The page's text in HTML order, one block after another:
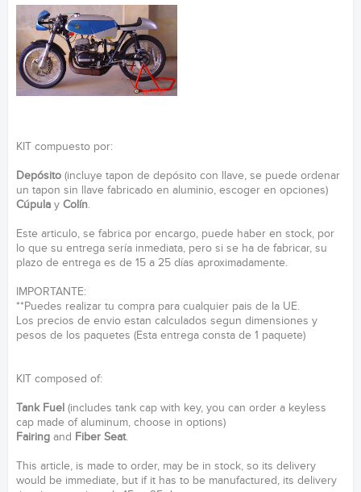
KIT compuesto por:
Depósito (incluye tapon de depósito con llave, se puede ordenar
un tapon sin llave fabricado en aluminio, escoger en opciones)
Cúpula y Colín.
Este articulo, se fabrica por encargo, puede haber en stock, por
lo que su entrega sería inmediata, pero si se ha de fabricar, su
plazo de entrega es de 15 a 25 días aproximadamente.
IMPORTANTE:
**Puedes realizar tu compra para cualquier pais de la UE.
Los precios de envio estan calculados segun dimensiones y
pesos de los paquetes (Esta entrega consta de 1 paquete)
KIT composed of:
Tank Fuel (includes tank cap with key, you can order a keyless
cap made of aluminum, choose in options)
Fairing and Fiber Seat.
This article, is made to order, may be in stock, so its delivery
would be immediate, but if it has to be manufactured, its delivery